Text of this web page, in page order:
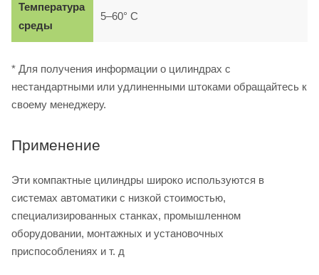
Температура
среды
5–60° C
* Для получения информации о цилиндрах с
нестандартными или удлиненными штоками обращайтесь к
своему менеджеру.
Применение
Эти компактные цилиндры широко используются в
системах автоматики с низкой стоимостью,
специализированных станках, промышленном
оборудовании, монтажных и установочных
приспособлениях и т. д